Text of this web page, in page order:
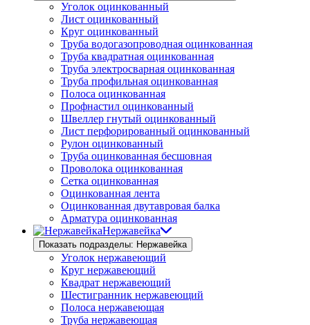
Уголок оцинкованный
Лист оцинкованный
Круг оцинкованный
Труба водогазопроводная оцинкованная
Труба квадратная оцинкованная
Труба электросварная оцинкованная
Труба профильная оцинкованная
Полоса оцинкованная
Профнастил оцинкованный
Швеллер гнутый оцинкованный
Лист перфорированный оцинкованный
Рулон оцинкованный
Труба оцинкованная бесшовная
Проволока оцинкованная
Сетка оцинкованная
Оцинкованная лента
Оцинкованная двутавровая балка
Арматура оцинкованная
Нержавейка
Показать подразделы: Нержавейка
Уголок нержавеющий
Круг нержавеющий
Квадрат нержавеющий
Шестигранник нержавеющий
Полоса нержавеющая
Труба нержавеющая